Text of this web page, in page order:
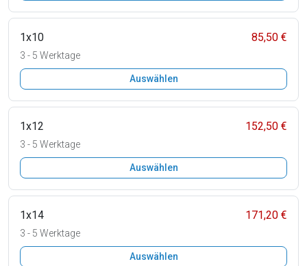
1x10 85,50 €
3 - 5 Werktage
Auswählen
1x12 152,50 €
3 - 5 Werktage
Auswählen
1x14 171,20 €
3 - 5 Werktage
Auswählen